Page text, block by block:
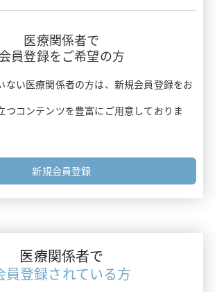
前線
で考える診療アプローチ
診るためのMulti-Angle Approach
医療関係者で
会員登録をご希望の方
い医療関係者の方は、 新規会員登録をお
つコンテンツを豊富にご用意しておりま
新規会員登録
医療関係者で
員登録されている方